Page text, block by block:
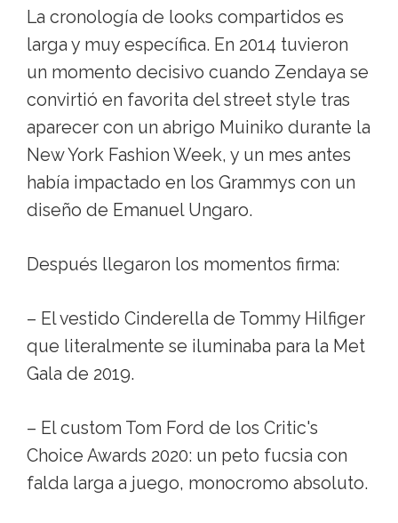
La cronología de looks compartidos es
larga y muy específica. En 2014 tuvieron
un momento decisivo cuando Zendaya se
convirtió en favorita del street style tras
aparecer con un abrigo Muiniko durante la
New York Fashion Week, y un mes antes
había impactado en los Grammys con un
diseño de Emanuel Ungaro.
Después llegaron los momentos firma:
– El vestido Cinderella de Tommy Hilfiger
que literalmente se iluminaba para la Met
Gala de 2019.
– El custom Tom Ford de los Critic's
Choice Awards 2020: un peto fucsia con
falda larga a juego, monocromo absoluto.